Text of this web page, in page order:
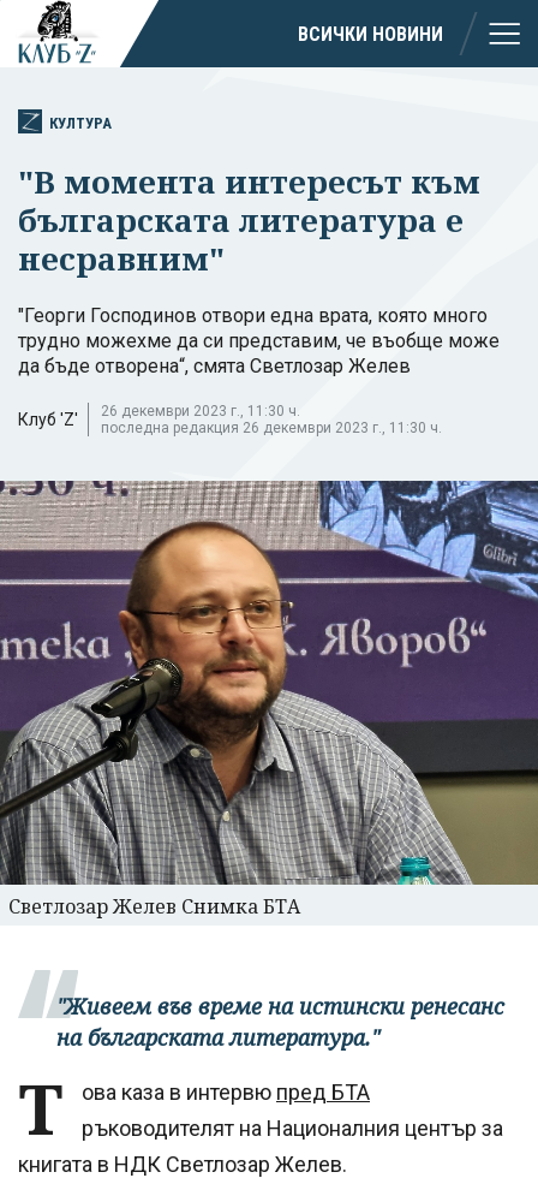
ВСИЧКИ НОВИНИ
КУЛТУРА
"В момента интересът към
българската литература е
несравним"
"Георги Господинов отвори една врата, която много
трудно можехме да си представим, че въобще може
да бъде отворена“, смята Светлозар Желев
Клуб 'Z'
26 декември 2023 г., 11:30 ч.
последна редакция 26 декември 2023 г., 11:30 ч.
Светлозар Желев Снимка БТА
"Живеем във време на истински ренесанс
на българската литература."
Т ова каза в интервю пред БТА
ръководителят на Националния център за
книгата в НДК Светлозар Желев.